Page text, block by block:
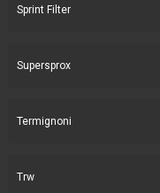
Sprint Filter
Supersprox
Termignoni
Trw